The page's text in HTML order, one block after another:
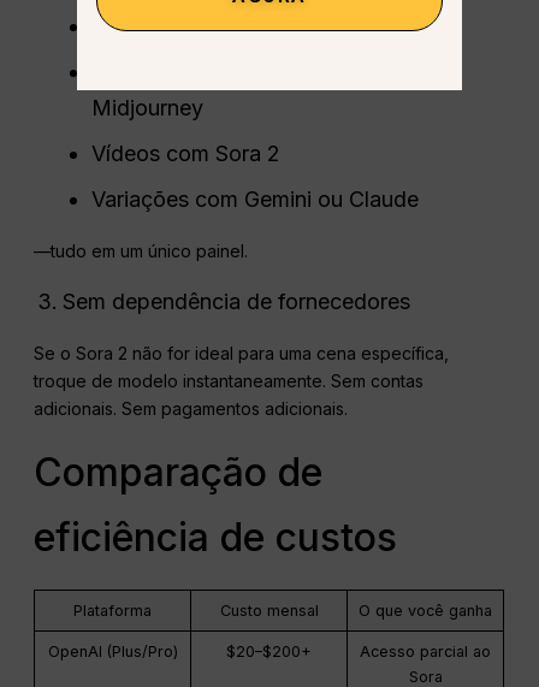
Scripts com GPT-5.2
Midjourney
Vídeos com Sora 2
Variações com Gemini ou Claude
—tudo em um único painel.
Sem dependência de fornecedores
Se o Sora 2 não for ideal para uma cena específica,
troque de modelo instantaneamente. Sem contas
adicionais. Sem pagamentos adicionais.
Comparação de
eficiência de custos
Plataforma Custo mensal O que você ganha
OpenAI (Plus/Pro) $20–$200+
Acesso parcial ao
Sora